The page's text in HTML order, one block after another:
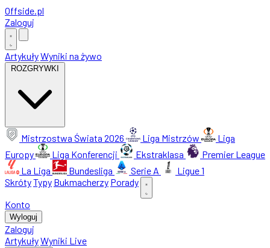
Offside.pl
Zaloguj
ArtykułyWyniki na żywo
ROZGRYWKI
Mistrzostwa Świata 2026 Liga Mistrzów
Liga
Europy
Liga Konferencji Ekstraklasa
Premier League
La Liga
Bundesliga Serie A
Ligue 1
SkrótyTypy Bukmacherzy Porady
Konto
Wyloguj
Zaloguj
ArtykułyWyniki Live